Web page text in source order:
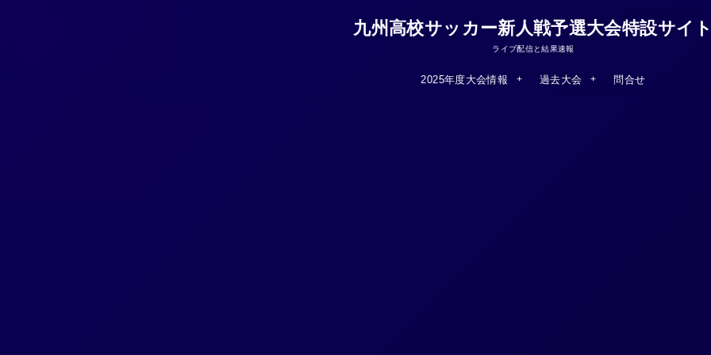
九州高校サッカー新人戦予選大会特設サイ
ライブ配信と結果速報
2025年度大会情報 過去大会 問合せ